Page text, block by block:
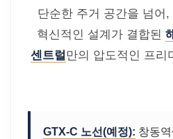
단순한 주거 공간을 넘어
혁신적인 설계가 결합된
센트럴만의 압도적인 프리
GTX-C 노선(예정): 창동